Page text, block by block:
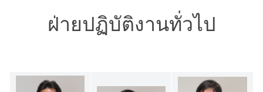
ฝ่ายปฏิบัติงานทั่วไป